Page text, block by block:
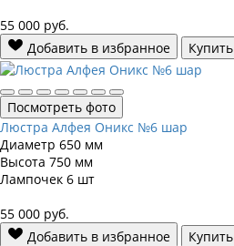
55 000 руб.
Добавить в избранное
Купить
Посмотреть фото
Люстра Алфея Оникс №6 шар
Диаметр 650 мм
Высота 750 мм
Лампочек 6 шт
55 000 руб.
Добавить в избранное
Купить